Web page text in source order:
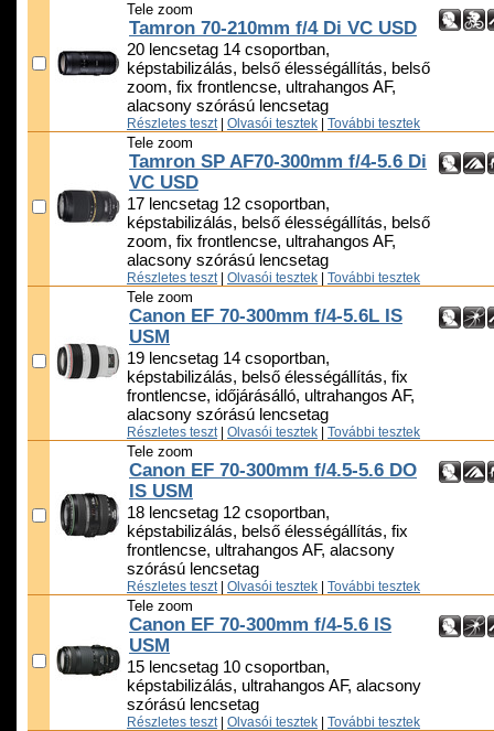
Tele zoom
Tamron 70-210mm f/4 Di VC USD
20 lencsetag 14 csoportban,
képstabilizálás, belső élességállítás, belső
zoom, fix frontlencse, ultrahangos AF,
alacsony szórású lencsetag
Részletes teszt Olvasói tesztek További tesztek
Tele zoom
Tamron SP AF70-300mm f/4-5.6 Di
VC USD
17 lencsetag 12 csoportban,
képstabilizálás, belső élességállítás, belső
zoom, fix frontlencse, ultrahangos AF,
alacsony szórású lencsetag
Részletes teszt Olvasói tesztek További tesztek
Tele zoom
Canon EF 70-300mm f/4-5.6L IS
USM
19 lencsetag 14 csoportban,
képstabilizálás, belső élességállítás, fix
frontlencse, időjárásálló, ultrahangos AF,
alacsony szórású lencsetag
Részletes teszt Olvasói tesztek További tesztek
Tele zoom
Canon EF 70-300mm f/4.5-5.6 DO
IS USM
18 lencsetag 12 csoportban,
képstabilizálás, belső élességállítás, fix
frontlencse, ultrahangos AF, alacsony
szórású lencsetag
Részletes teszt Olvasói tesztek További tesztek
Tele zoom
Canon EF 70-300mm f/4-5.6 IS
USM
15 lencsetag 10 csoportban,
képstabilizálás, ultrahangos AF, alacsony
szórású lencsetag
Részletes teszt Olvasói tesztek További tesztek